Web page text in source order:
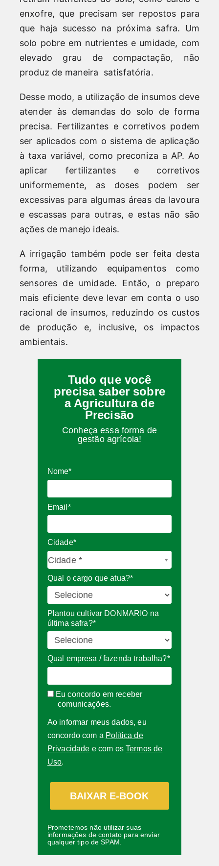
enxofre, que precisam ser repostos para
que haja sucesso na próxima safra. Um
solo pobre em nutrientes e umidade, com
elevado grau de compactação, não
produz de maneira satisfatória.
Desse modo, a utilização de insumos deve
atender às demandas do solo de forma
precisa. Fertilizantes e corretivos podem
ser aplicados com o sistema de aplicação
à taxa variável, como preconiza a AP. Ao
aplicar fertilizantes e corretivos
uniformemente, as doses podem ser
excessivas para algumas áreas da lavoura
e escassas para outras, e estas não são
ações de manejo ideais.
A irrigação também pode ser feita desta
forma, utilizando equipamentos como
sensores de umidade. Então, o preparo
mais eficiente deve levar em conta o uso
racional de insumos, reduzindo os custos
de produção e, inclusive, os impactos
ambientais.
Tudo que você
precisa saber sobre
a Agricultura de
Precisão
Conheça essa forma de
gestão agrícola!
Nome*
Email*
Cidade*
Cidade *
C
i
d
d
e
*
Qual o cargo que atua?*
Plantou cultivar DONMARIO na
última safra?*
Qual empresa / fazenda trabalha?*
Eu concordo em receber
comunicações.
Ao informar meus dados, eu
concordo com a Política de
Privacidade e com os Termos de
Uso.
BAIXAR E-BOOK
Prometemos não utilizar suas
informações de contato para enviar
qualquer tipo de SPAM.